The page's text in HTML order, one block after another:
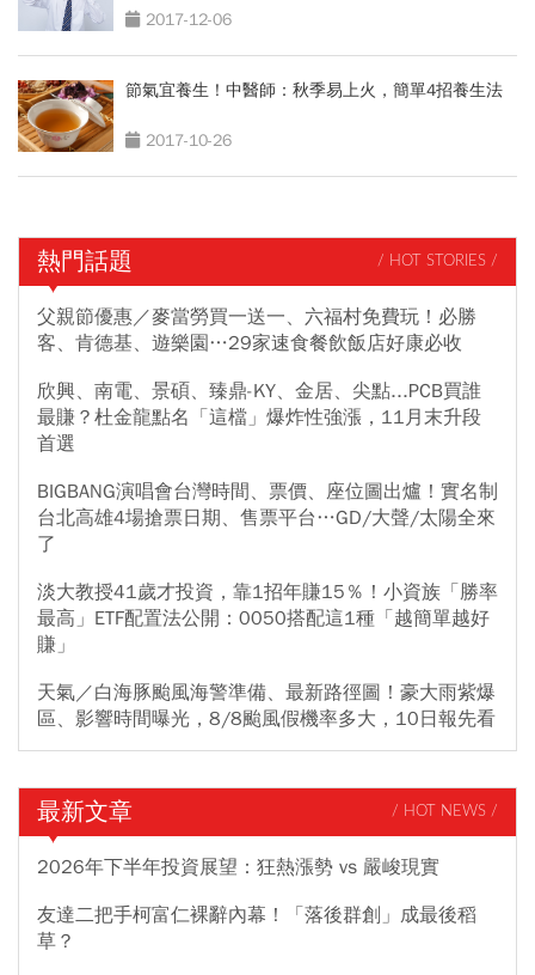
2017-12-06
節氣宜養生！中醫師：秋季易上火，簡單4招養生法
2017-10-26
熱門話題 / HOT STORIES /
父親節優惠／麥當勞買一送一、六福村免費玩！必勝
客、肯德基、遊樂園…29家速食餐飲飯店好康必收
欣興、南電、景碩、臻鼎-KY、金居、尖點...PCB買誰
最賺？杜金龍點名「這檔」爆炸性強漲，11月末升段
首選
BIGBANG演唱會台灣時間、票價、座位圖出爐！實名制
台北高雄4場搶票日期、售票平台…GD/大聲/太陽全來
了
淡大教授41歲才投資，靠1招年賺15％！小資族「勝率
最高」ETF配置法公開：0050搭配這1種「越簡單越好
賺」
天氣／白海豚颱風海警準備、最新路徑圖！豪大雨紫爆
區、影響時間曝光，8/8颱風假機率多大，10日報先看
最新文章 / HOT NEWS /
2026年下半年投資展望：狂熱漲勢 vs 嚴峻現實
友達二把手柯富仁裸辭內幕！「落後群創」成最後稻
草？